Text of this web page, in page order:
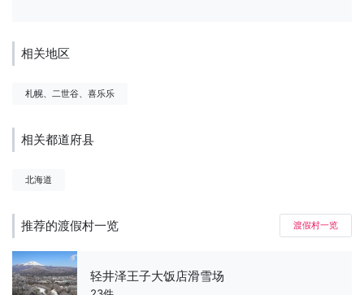
相关地区
札幌、二世谷、喜乐乐
相关都道府县
北海道
推荐的渡假村一览 渡假村一览
轻井泽王子大饭店滑雪场